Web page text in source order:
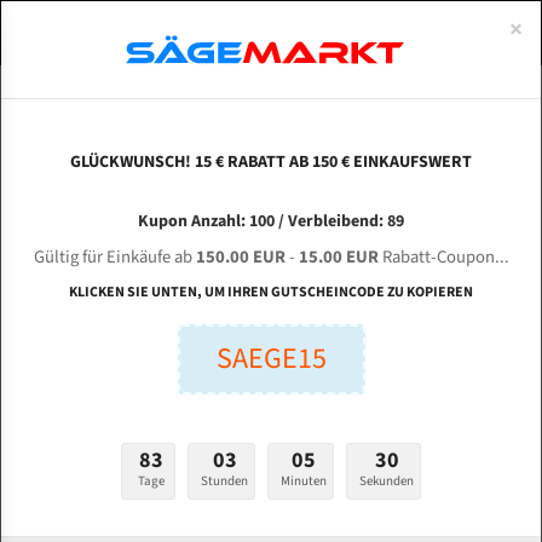
BERG & SCHMID Futuro 410 für 6175 mm Bi-
Metall Bandsägeblätter
Länge (mm):
Stärken + Zahnteilung:
mm
ABOUTS
ENGLISH
Bi-Metall Meterware
Fleischerei Bandsägeblätter
Bandmesser Glatt Meterware
Konvex Meterware
×
GLÜCKWUNSCH! 15 € RABATT AB 150 € EINKAUFSWERT
Kupon Anzahl: 100 / Verbleibend: 89
Gültig für Einkäufe ab150.00 EUR- 15.00 EURRabatt-Coupon...
KLICKEN SIE UNTEN, UM IHREN GUTSCHEINCODE ZU KOPIEREN
SAEGE15
83
Tage
03
Stunden
05
Minuten
29
Sekunden